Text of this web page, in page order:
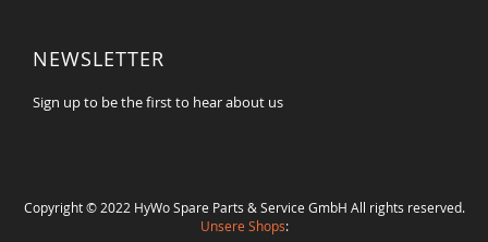
NEWSLETTER
Sign up to be the first to hear about us
Copyright © 2022 HyWo Spare Parts & Service GmbH All rights reserved.
Unsere Shops: